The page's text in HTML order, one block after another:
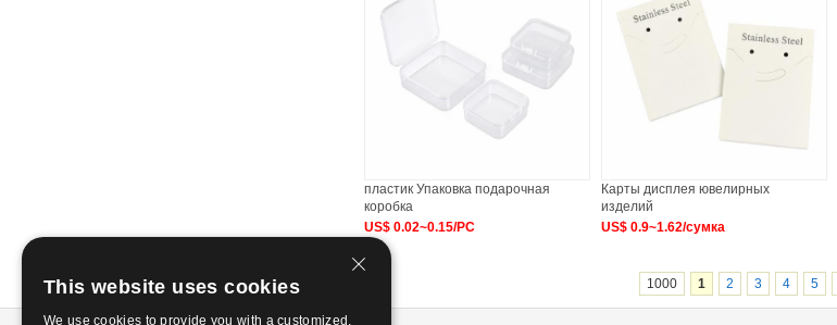
пластик Упаковка подарочная
коробка
US$ 0.02~0.15/PC
Карты дисплея ювелирных
изделий
US$ 0.9~1.62/сумка
1000 1 2 3 4 5
This website uses cookies
We use cookies to provide you with a customized,